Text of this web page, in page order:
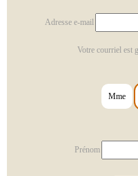
Adresse e-mail
Votre courriel est
Mme
Prénom